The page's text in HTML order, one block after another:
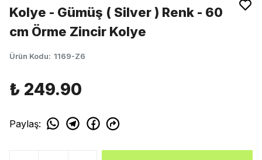
Kolye - Gümüş ( Silver ) Renk - 60
cm Örme Zincir Kolye
Ürün Kodu: 1169-Z6
₺ 249.90
Paylaş: